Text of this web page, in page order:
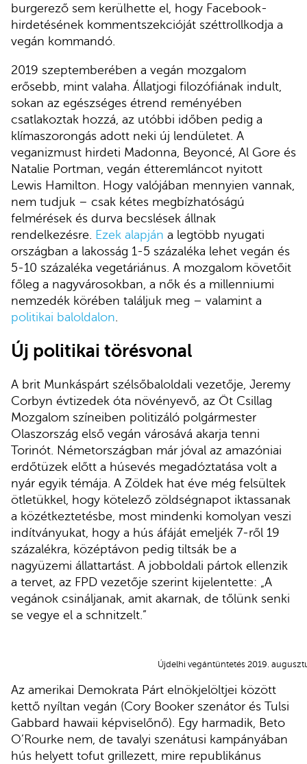
burgerező sem kerülhette el, hogy Facebook-
hirdetésének kommentszekcióját széttrollkodja a
vegán kommandó.
2019 szeptemberében a vegán mozgalom
erősebb, mint valaha. Állatjogi filozófiának indult,
sokan az egészséges étrend reményében
csatlakoztak hozzá, az utóbbi időben pedig a
klímaszorongás adott neki új lendületet. A
veganizmust hirdeti Madonna, Beyoncé, Al Gore és
Natalie Portman, vegán étteremláncot nyitott
Lewis Hamilton. Hogy valójában mennyien vannak,
nem tudjuk – csak kétes megbízhatóságú
felmérések és durva becslések állnak
rendelkezésre. Ezek alapján a legtöbb nyugati
országban a lakosság 1-5 százaléka lehet vegán és
5-10 százaléka vegetáriánus. A mozgalom követőit
főleg a nagyvárosokban, a nők és a millenniumi
nemzedék körében találjuk meg – valamint a
politikai baloldalon.
Új politikai törésvonal
A brit Munkáspárt szélsőbaloldali vezetője, Jeremy
Corbyn évtizedek óta növényevő, az Öt Csillag
Mozgalom színeiben politizáló polgármester
Olaszország első vegán városává akarja tenni
Torinót. Németországban már jóval az amazóniai
erdőtüzek előtt a húsevés megadóztatása volt a
nyár egyik témája. A Zöldek hat éve még felsültek
ötletükkel, hogy kötelező zöldségnapot iktassanak
a közétkeztetésbe, most mindenki komolyan veszi
indítványukat, hogy a hús áfáját emeljék 7-ről 19
százalékra, középtávon pedig tiltsák be a
nagyüzemi állattartást. A jobboldali pártok ellenzik
a tervet, az FPD vezetője szerint kijelentette: „A
vegánok csináljanak, amit akarnak, de tőlünk senki
se vegye el a schnitzelt.”
Újdelhi vegántüntetés 2019.
Az amerikai Demokrata Párt elnökjelöltjei között
kettő nyíltan vegán (Cory Booker szenátor és Tulsi
Gabbard hawaii képviselőnő). Egy harmadik, Beto
O’Rourke nem, de tavalyi szenátusi kampányában
hús helyett tofut grillezett, mire republikánus